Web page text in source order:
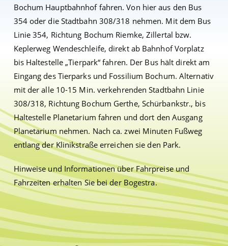
Bochum Hauptbahnhof fahren. Von hier aus den Bus
354 oder die Stadtbahn 308/318 nehmen. Mit dem Bus
Linie 354, Richtung Bochum Riemke, Zillertal bzw.
Keplerweg Wendeschleife, direkt ab Bahnhof Vorplatz
bis Haltestelle „Tierpark“ fahren. Der Bus hält direkt am
Eingang des Tierparks und Fossilium Bochum. Alternativ
mit der alle 10-15 Min. verkehrenden Stadtbahn Linie
308/318, Richtung Bochum Gerthe, Schürbankstr., bis
Haltestelle Planetarium fahren und dort den Ausgang
Planetarium nehmen. Nach ca. zwei Minuten Fußweg
entlang der Klinikstraße erreichen sie den Park.
Hinweise und Informationen über Fahrpreise und
Fahrzeiten erhalten Sie bei der Bogestra.